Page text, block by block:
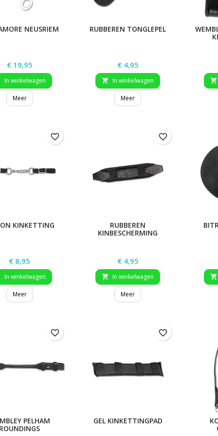
NEUSRIEM
Prijs
€ 19,95
In winkelwagen
Meer
RUBBEREN TONGLEPEL
Prijs
€ 4,95
 In winkelwagen
Meer

KINKETTING
Prijs
€ 8,95
In winkelwagen
Meer
favorite_border
RUBBEREN
KINBESCHERMING
Prijs
€ 4,95
 In winkelwagen
Meer
favorite_border

PELHAM
ROUNDINGS
favorite_border
GEL KINKETTINGPAD
favorite_border